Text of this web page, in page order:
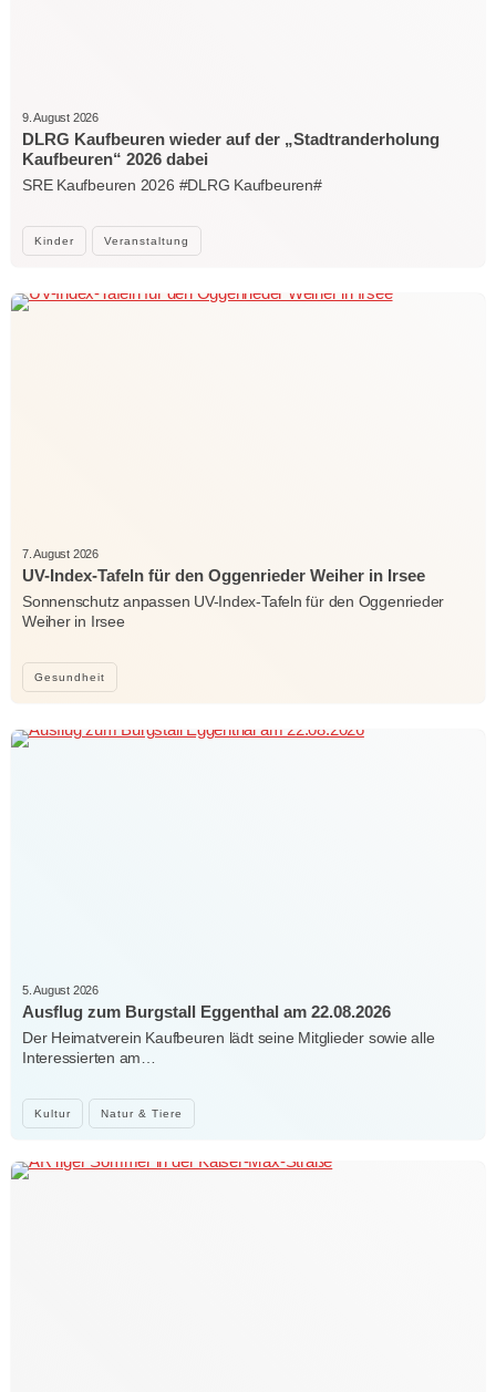
Kinder Veranstaltung
9. August 2026
DLRG Kaufbeuren wieder auf der „Stadtranderholung
Kaufbeuren“ 2026 dabei
SRE Kaufbeuren 2026 #DLRG Kaufbeuren#
Gesundheit
7. August 2026
UV-Index-Tafeln für den Oggenrieder Weiher in Irsee
Sonnenschutz anpassen UV-Index-Tafeln für den Oggenrieder
Weiher in Irsee
Kultur Natur & Tiere
5. August 2026
Ausflug zum Burgstall Eggenthal am 22.08.2026
Der Heimatverein Kaufbeuren lädt seine Mitglieder sowie alle
Interessierten am…